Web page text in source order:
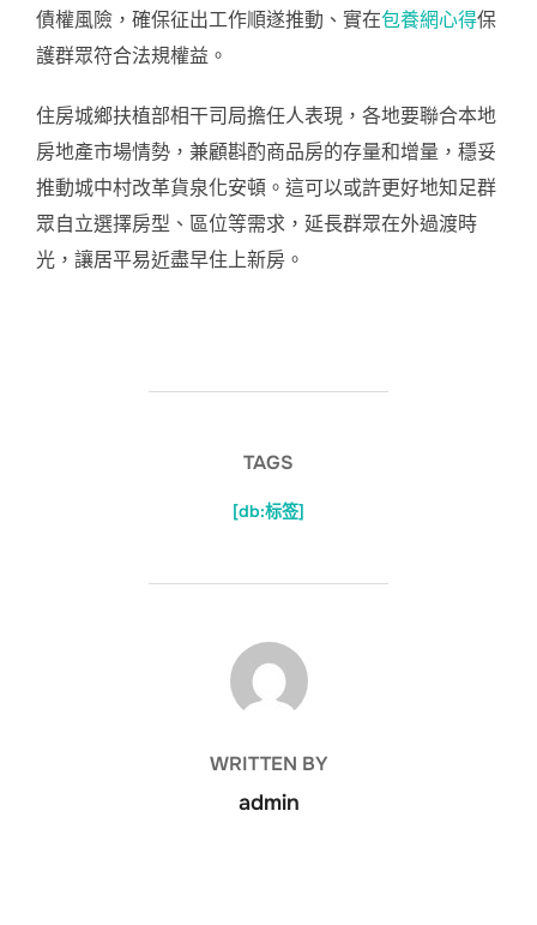
債權風險，確保征出工作順遂推動、實在包養網心得保
護群眾符合法規權益。
住房城鄉扶植部相干司局擔任人表現，各地要聯合本地
房地產市場情勢，兼顧斟酌商品房的存量和增量，穩妥
推動城中村改革貨泉化安頓。這可以或許更好地知足群
眾自立選擇房型、區位等需求，延長群眾在外過渡時
光，讓居平易近盡早住上新房。
TAGS
[db:标签]
POST AUTHOR
WRITTEN BY
admin